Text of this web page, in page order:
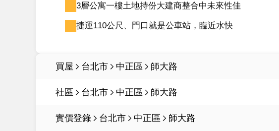
3層公寓一樓土地持份大建商整合中未來性佳
捷運110公尺、門口就是公車站，臨近水快
買屋 台北市 中正區 師大路
社區 台北市 中正區 師大路
實價登錄 台北市 中正區 師大路